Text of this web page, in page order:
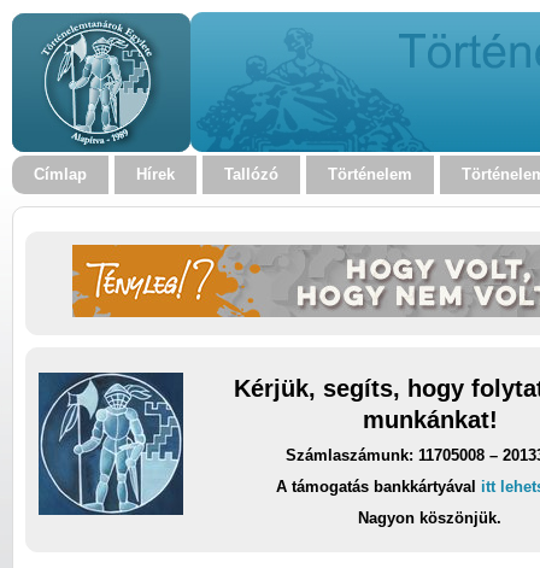
Címlap Hírek Tallózó Történelem
Kérjük, segíts, hogy
munkánkat!
Számlaszámunk: 11705008 –
A támogatás bankkártyával itt
Nagyon köszönjük.